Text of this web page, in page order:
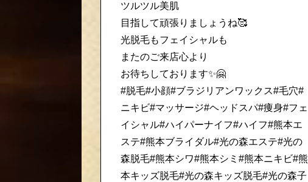
ツルツル美肌
目指して頑張りましょうね🥰
光脱毛もフェイシャルも
またのご来店心より
お待ちしております✨🤗
#脱毛#小顔#ブラジリアンワックス#毛穴#
ニキビ#マッサージ#ヘッドスパ#痩身#フェ
イシャル#ハイパーナイフ#ハイフ#熊本エ
ステ#熊本ブライダル#光の森エステ#光の
森脱毛#熊本シワ#熊本シミ#熊本ニキビ#熊
本キッズ脱毛#光の森キッズ脱毛#光の森子